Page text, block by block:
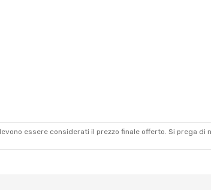
essere considerati il ​​prezzo finale offerto. Si prega di